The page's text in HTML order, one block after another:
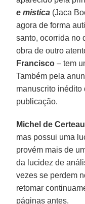
e mistica (Jaca
agora de forma
santo, ocorrida no
obra de outro
Francisco – tem
Também pela
manuscrito
publicação.
Michel de Certeau
mas possui uma
provém mais de
da lucidez de
vezes se perdem
retomar
páginas antes.